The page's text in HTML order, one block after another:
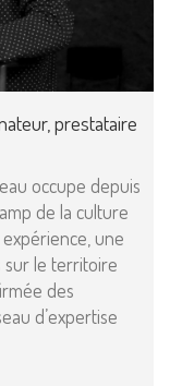
prestataire
occupe depuis
de la culture
une
sur le territoire
des
d’expertise
mensuelle